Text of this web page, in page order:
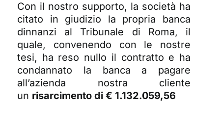
Con il nostro supporto, la società ha
citato in giudizio la propria banca
dinnanzi al Tribunale di Roma, il
quale, convenendo con le nostre
tesi, ha reso nullo il contratto e ha
condannato la banca a pagare
all’azienda nostra cliente
un risarcimento di € 1.132.059,56